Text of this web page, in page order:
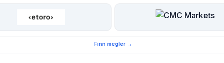
Finn megler →